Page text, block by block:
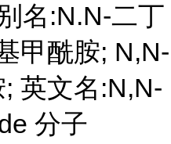
名:N.N-二丁
甲酰胺; N,N-
英文名:N,N-
分子